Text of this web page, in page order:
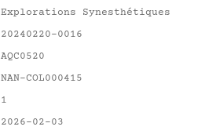
Explorations Synesthétiques
20240220-0016
AQC0520
NAN-COL000415
1
2026-02-03